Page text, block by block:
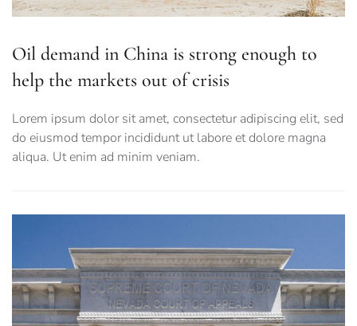
Oil demand in China is strong enough to
help the markets out of crisis
Lorem ipsum dolor sit amet, consectetur adipiscing elit, sed
do eiusmod tempor incididunt ut labore et dolore magna
aliqua. Ut enim ad minim veniam.